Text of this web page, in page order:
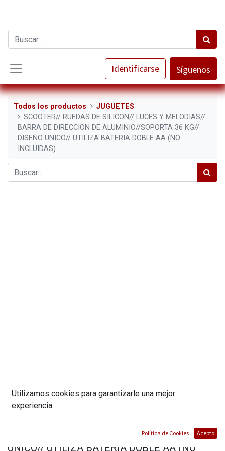
Identificarse Síguenos
Todos los productos
JUGUETES
SCOOTER// RUEDAS DE SILICON// LUCES Y MELODIAS//
BARRA DE DIRECCION DE ALUMINIO//SOPORTA 36 KG//
DISEÑO UNICO// UTILIZA BATERIA DOBLE AA (NO
INCLUIDAS)
SCOOTER// RUEDAS DE SILICON// LUCES Y
ALUMINIO//SOPORTA 36 KG// DISEÑO
UNICO// UTILIZA BATERIA DOBLE AA (NO
Utilizamos cookies para garantizarle una mejor
experiencia.
Política de Cookies Acepto